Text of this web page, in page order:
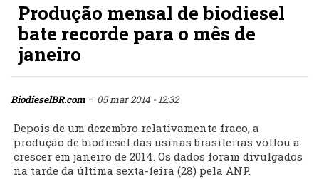
Produção mensal de biodiesel
bate recorde para o mês de
janeiro
BiodieselBR.com- 05 mar 2014 - 12:32
Depois de um dezembro relativamente fraco, a
produção de biodiesel das usinas brasileiras voltou a
crescer em janeiro de 2014. Os dados foram divulgados
na tarde da última sexta-feira (28) pela ANP.